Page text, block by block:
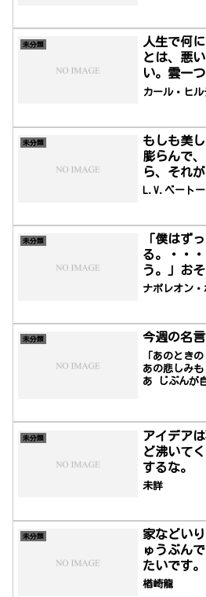
未分類
人生で何
とは、悪
い。雲一
だ。
カール・ヒル
未分類
もしも美
膨らんで
ら、それ
に、強い
L.V.ベート
未分類
「僕はず
る。・・
う。」お
ないだろ
ナポレオン
未分類 今週の名
「あのとき
あの悲しみ
あ じぶんが
年（大正13
3年）12月17
家。平易な
で知られる
も称される
未分類
アイデア
ど沸いて
するな。
未詳
未分類
家などい
ゅうぶん
たいです。
楢崎龍